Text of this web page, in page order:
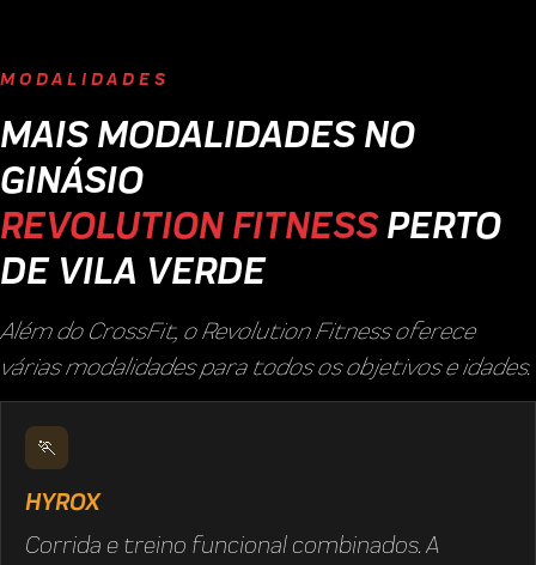
MODALIDADES
MAIS MODALIDADES NO
GINÁSIO
REVOLUTION FITNESS PERTO
DE VILA VERDE
Além do CrossFit, o Revolution Fitness oferece
várias modalidades para todos os objetivos e idades.
🏃
HYROX
Corrida e treino funcional combinados. A